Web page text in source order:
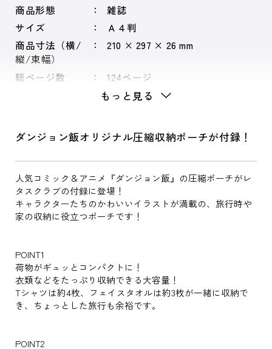
商品形態
雑誌
サイズ
Ａ４判
商品寸法（横/
縦/束幅）
210 × 297 × 26 mm
総ページ数 124ページ
もっと見る
ダンジョン飯オリジナル圧縮収納ポーチが付録！
人気コミック＆アニメ『ダンジョン飯』の圧縮ポーチがレ
タスクラブの付録に登場！
キャラクターたちのかわいいイラストが満載の、旅行時や
家の収納に役立つポーチです！
POINT1
荷物がギュッとコンパクトに！
衣類などをたっぷり収納できる大容量！
Tシャツは約4枚、フェイスタオルは約3枚が一緒に収納で
き、ちょっとした旅行も余裕です。
POINT2